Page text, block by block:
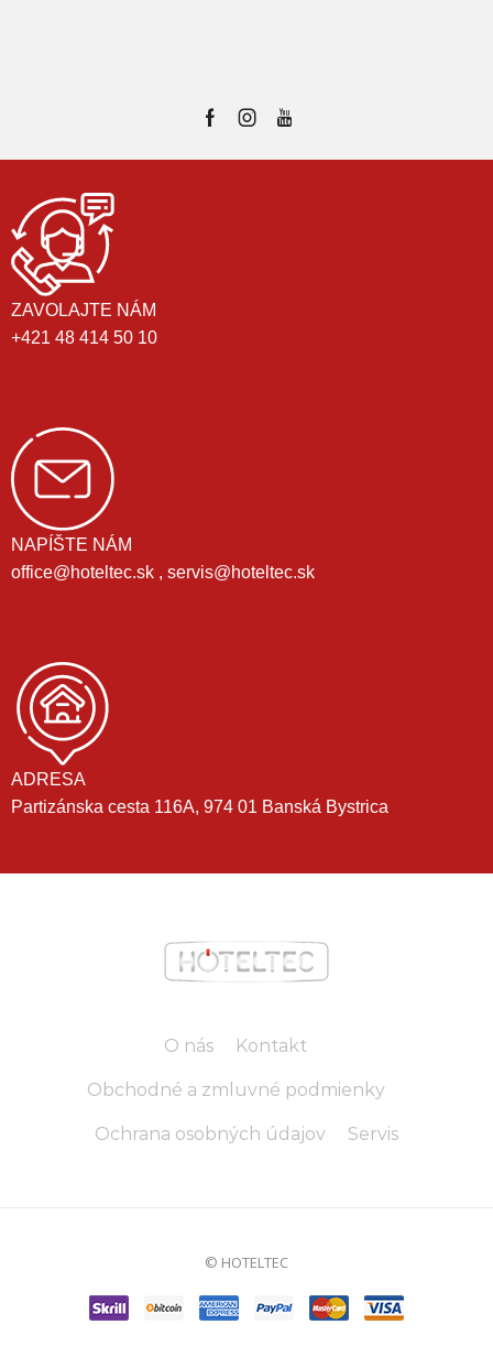
ZAVOLAJTE NÁM
+421 48 414 50 10
NAPÍŠTE NÁM
office@hoteltec.sk , servis@hoteltec.sk
ADRESA
Partizánska cesta 116A, 974 01 Banská Bystrica
O nás Kontakt
Obchodné a zmluvné podmienky
Ochrana osobných údajov Servis
© HOTELTEC